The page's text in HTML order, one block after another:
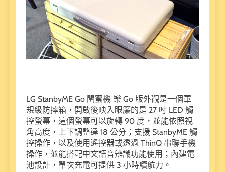
LG StanbyME Go 閨蜜機 樂 Go 版外觀是一個軍
規級防摔箱，開啟後映入眼簾的是 27 吋 LED 觸
控螢幕，這個螢幕可以旋轉 90 度，並能依照視
角高度，上下調整達 18 公分；支援 StanbyME 觸
控操作，以及使用遙控器或透過 ThinQ 串聯手機
操作，並能搭配中文語音辨識功能使用；內建電
池設計，單次充電可提供 3 小時續航力。